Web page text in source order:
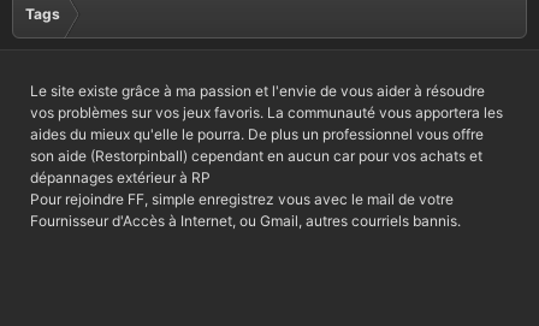
Tags
Le site existe grâce à ma passion et l'envie de vous aider à résoudre
vos problèmes sur vos jeux favoris. La communauté vous apportera les
aides du mieux qu'elle le pourra. De plus un professionnel vous offre
son aide (Restorpinball) cependant en aucun car pour vos achats et
dépannages extérieur à RP
Pour rejoindre FF, simple enregistrez vous avec le mail de votre
Fournisseur d'Accès à Internet, ou Gmail, autres courriels bannis.